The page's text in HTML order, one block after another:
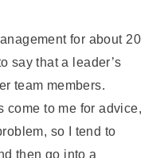
for about 20
say that a leader’s
team members.
come to me for advice,
so I tend to
then go into a